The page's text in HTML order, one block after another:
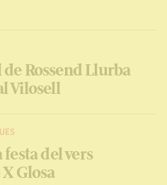
Rossend Llurba
Vilosell
del vers
Glosa